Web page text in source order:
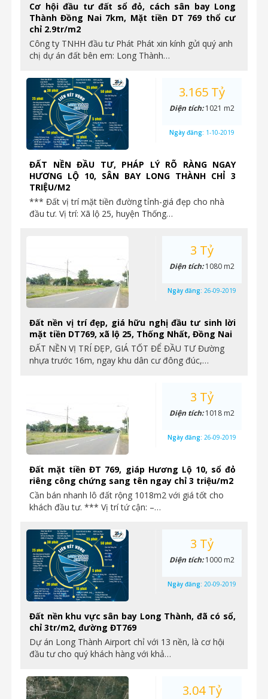
Cơ hội đầu tư đất sổ đỏ, cách sân bay Long
Thành Đồng Nai 7km, Mặt tiền DT 769 thổ cư
chỉ 2.9tr/m2
Công ty TNHH đầu tư Phát Phát xin kính gửi quý anh
chị dự án đất bên em: Long Thành…
ĐẤT NỀN ĐẦU TƯ, PHÁP LÝ RÕ RÀNG NGAY
HƯƠNG LỘ 10, SÂN BAY LONG THÀNH CHỈ 3
TRIỆU/M2
*** Đất vị trí mặt tiền đường tỉnh-giá đẹp cho nhà
đầu tư. Vị trí: Xã lộ 25, huyện Thống…
3.165 Tỷ
Diện tích:1021 m2
Ngày đăng: 1-10-2019
Đất nền vị trí đẹp, giá hữu nghị đầu tư sinh lời
mặt tiền DT769, xã lộ 25, Thống Nhất, Đồng Nai
ĐẤT NỀN VỊ TRÍ ĐẸP, GIÁ TỐT ĐỂ ĐẦU TƯ Đường
nhựa trước 16m, ngay khu dân cư đông đúc,…
3 Tỷ
Diện tích:1080 m2
Ngày đăng: 26-09-2019
Đất mặt tiền ĐT 769, giáp Hương Lộ 10, sổ đỏ
riêng công chứng sang tên ngay chỉ 3 triệu/m2
Cần bán nhanh lô đất rộng 1018m2 với giá tốt cho
khách đầu tư. *** Vị trí tứ cận: –…
3 Tỷ
Diện tích:1018 m2
Ngày đăng: 26-09-2019
Đất nền khu vực sân bay Long Thành, đã có sổ,
chỉ 3tr/m2, đường ĐT769
Dự án Long Thành Airport chỉ với 13 nền, là cơ hội
đầu tư cho quý khách hàng với khả…
3 Tỷ
Diện tích:1000 m2
Ngày đăng: 20-09-2019
3.04 Tỷ